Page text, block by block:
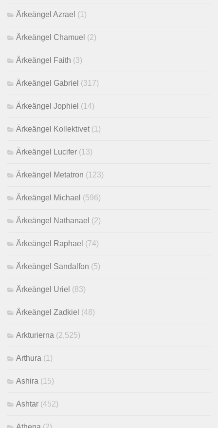
Ärkeängel Azrael (1)
Ärkeängel Chamuel (2)
Ärkeängel Faith (3)
Ärkeängel Gabriel (317)
Ärkeängel Jophiel (14)
Ärkeängel Kollektivet (1)
Ärkeängel Lucifer (13)
Ärkeängel Metatron (123)
Ärkeängel Michael (596)
Ärkeängel Nathanael (2)
Ärkeängel Raphael (74)
Ärkeängel Sandalfon (5)
Ärkeängel Uriel (83)
Ärkeängel Zadkiel (48)
Arkturierna (2,525)
Arthura (1)
Ashira (15)
Ashtar (452)